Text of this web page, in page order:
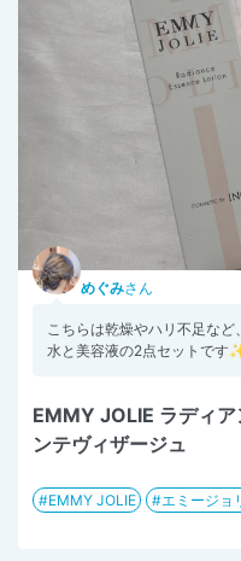
めぐみさん
こちらは乾燥やハリ不足な
水と美容液の2点セットで
EMMY JOLIE ラディ
ンテヴィザージュ
EMMY JOLIE エミージョ